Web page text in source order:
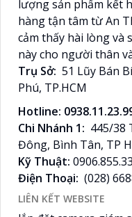
lượng sản phẩm kết
hàng tận tâm từ An
cảm thấy hài lòng và
này cho người thân
Trụ Sở: 51 Lũy Bán
Phú, TP.HCM
Hotline:
Chi Nhánh 1: 445/38
Đông, Bình Tân, TP
Kỹ Thuật:
Điện Thoại: (028)
LIÊN KẾT WEBSITE